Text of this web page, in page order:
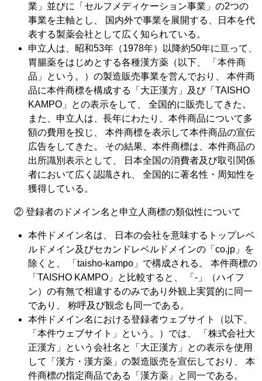
業」並びに「セルフメディケーション事業」の2つの
事業を主軸とし、 国内外で事業を展開する、日本を代
表する製薬会社として広く知られている。
申立人は、昭和53年（1978年）以降約50年に亘って、
胃腸薬をはじめとする各種漢方薬（以下、 「本件商
品」という。）の製造販売事業を営んでおり、 本件商
品に本件商標を構成する「大正漢方」及び「TAISHO
KAMPO」との表示をして、 全国的に販売してきた。
また、申立人は、長年にわたり、本件商品について多
額の費用を投じ、 本件商標を表示して本件商品の宣伝
広告をしてきた。 その結果、本件商標は、本件商品の
出所識別表示として、 日本全国の消費者及び取引関係
者において広く認識され、 全国的に著名性・周知性を
獲得している。
② 登録者のドメイン名と申立人商標の類似性について
本件ドメイン名は、 日本の会社を意味するトップレベ
ルドメイン及びセカンドレベルドメインの「co.jp」を
除くと、 「taisho-kampo」で構成される。 本件商標の
「TAISHO KAMPO」と比較すると、 「‐」（ハイフ
ン）の有無で相違するのみであり外観上実質的に同一
であり、 称呼及び観念も同一である。
本件ドメイン名における登録者ウェブサイト（以下、
「本件ウェブサイト」という。）では、 「株式会社大
正漢方」という会社名と「大正漢方」との表示を使用
して「漢方・漢方薬」の製造販売を宣伝しており、 本
件商標の指定商品である「漢方薬」と同一である。